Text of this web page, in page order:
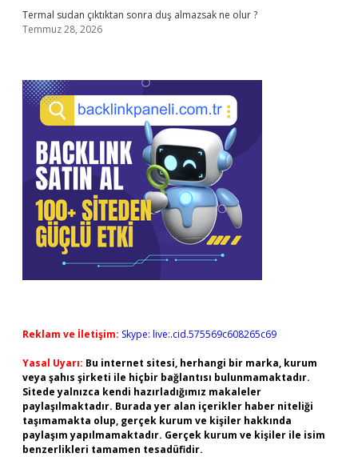
Termal sudan çıktıktan sonra duş almazsak ne olur ?
Temmuz 28, 2026
Reklam ve İletişim: Skype: live:.cid.575569c608265c69
Yasal Uyarı: Bu internet sitesi, herhangi bir marka, kurum
veya şahıs şirketi ile hiçbir bağlantısı bulunmamaktadır.
Sitede yalnızca kendi hazırladığımız makaleler
paylaşılmaktadır. Burada yer alan içerikler haber niteliği
taşımamakta olup, gerçek kurum ve kişiler hakkında
paylaşım yapılmamaktadır. Gerçek kurum ve kişiler ile isim
benzerlikleri tamamen tesadüfidir.